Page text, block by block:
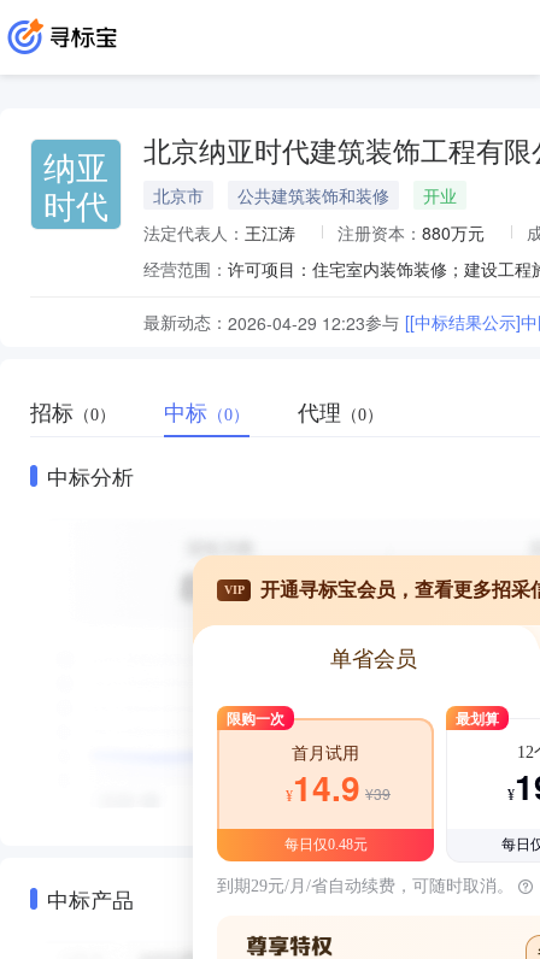
纳亚
时代
北京纳亚时代建筑装饰工程有限
北京市 公共建筑装饰和装修
开业
法定代表人： 王江涛 注册资本： 880万元
经营范围：
最新动态： 2026-04-29 12:23参与 [[中标结果公示]
招标 （0） 中标 （0） 代理 （0）
中标分析
中标产品
VIP 开通寻标宝会员，查看更多招采
单省会员
限购一次
首月试用
¥14.9 ¥39
每日仅0.48元
最划算
12
¥
每日
到期29元/月/省自动续费，可随时取消。